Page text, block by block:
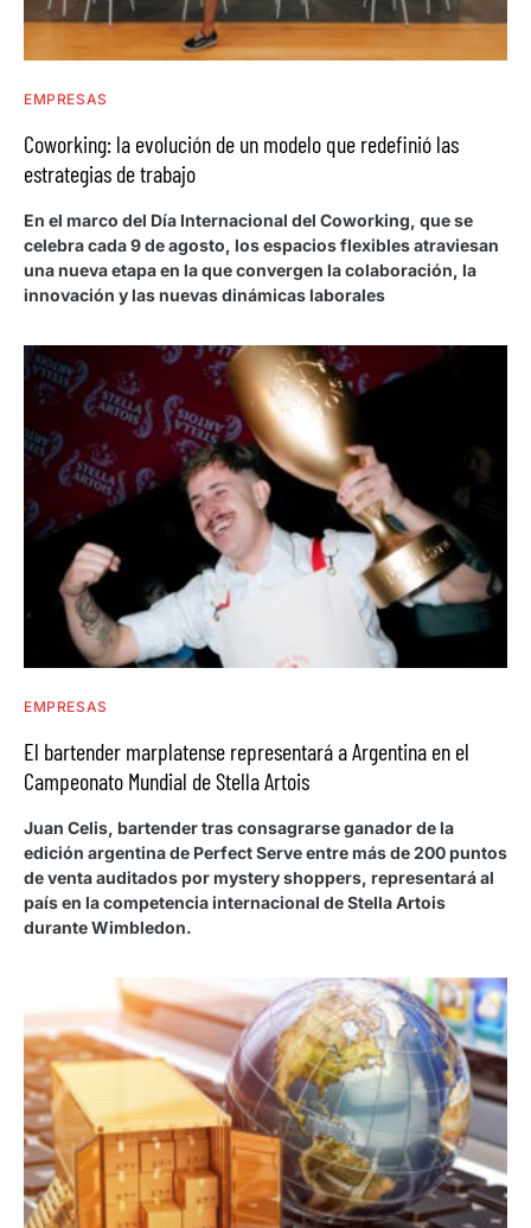
EMPRESAS
Coworking: la evolución de un modelo que redefinió las
estrategias de trabajo
En el marco del Día Internacional del Coworking, que se
celebra cada 9 de agosto, los espacios flexibles atraviesan
una nueva etapa en la que convergen la colaboración, la
innovación y las nuevas dinámicas laborales
EMPRESAS
El bartender marplatense representará a Argentina en el
Campeonato Mundial de Stella Artois
Juan Celis, bartender tras consagrarse ganador de la
edición argentina de Perfect Serve entre más de 200 puntos
de venta auditados por mystery shoppers, representará al
país en la competencia internacional de Stella Artois
durante Wimbledon.